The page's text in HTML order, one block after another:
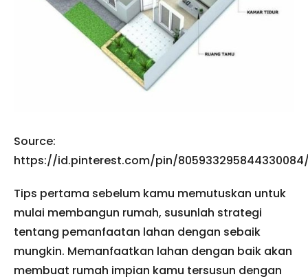
Source:
https://id.pinterest.com/pin/
Tips pertama sebelum kamu memutuskan untuk
mulai membangun rumah, susunlah strategi
tentang pemanfaatan lahan dengan sebaik
mungkin. Memanfaatkan lahan dengan baik akan
membuat rumah impian kamu tersusun dengan